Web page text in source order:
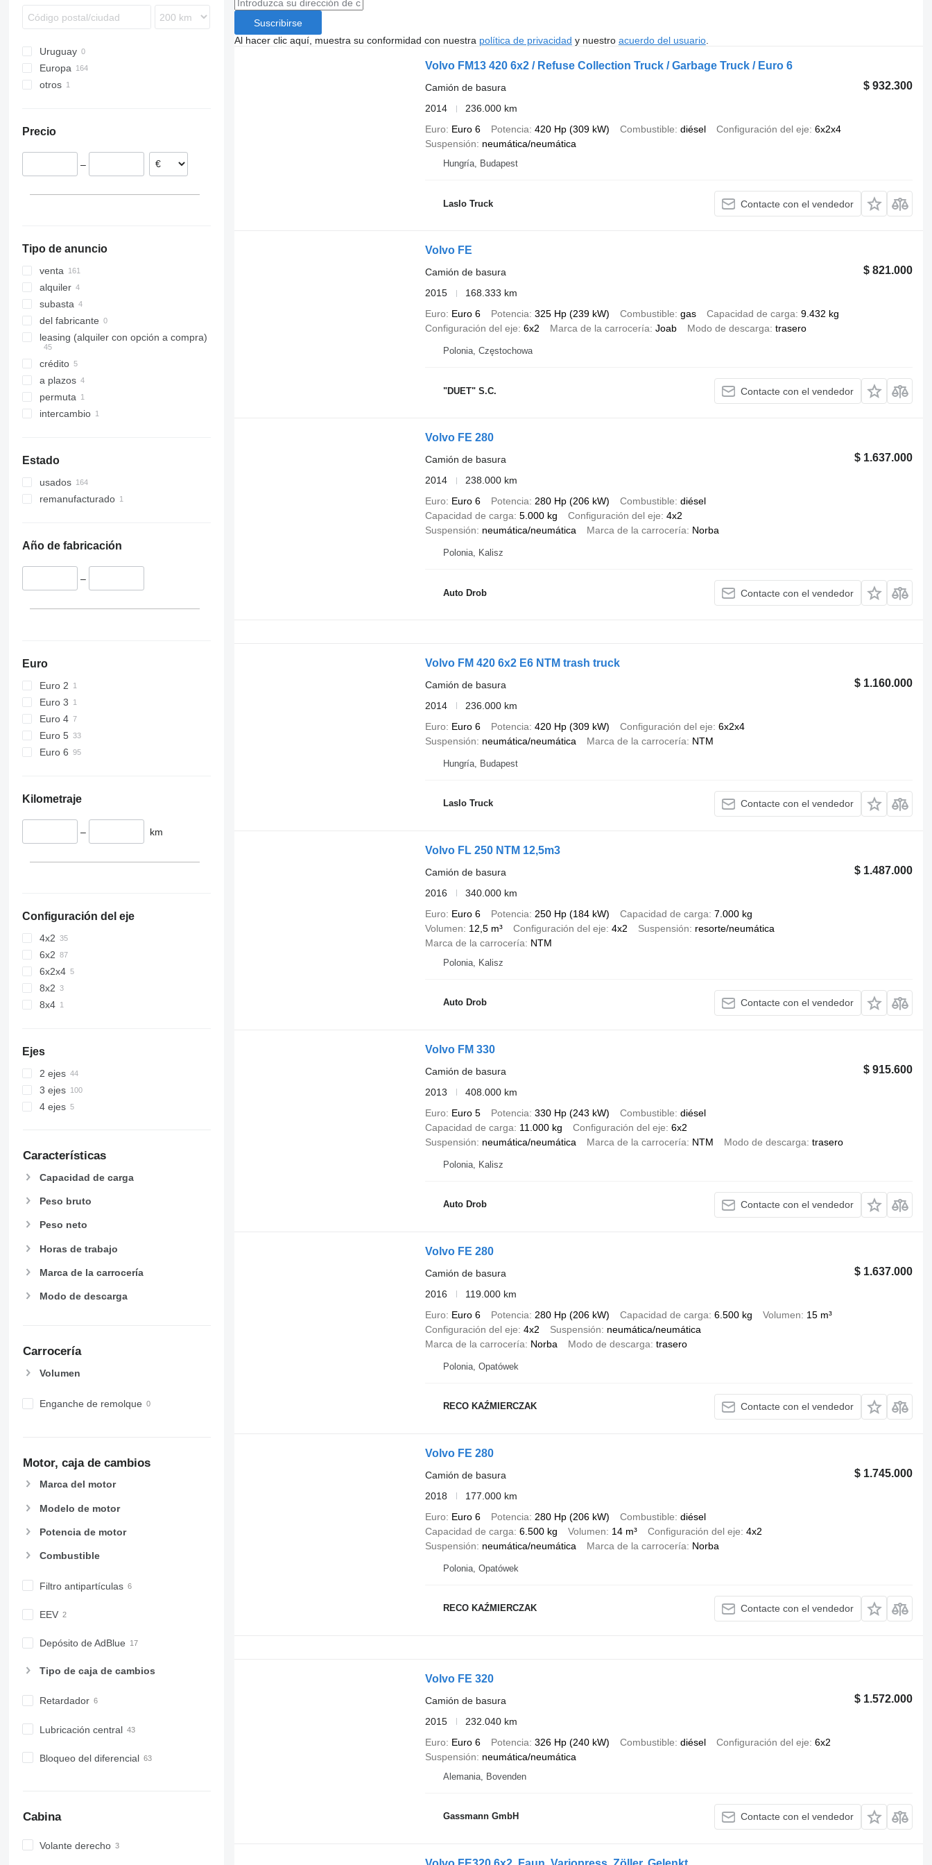
FM 410
FM 420
FM 450
FM 460
Uruguay
Europa
Reino Unido
Chequia
otros
Precio
–
Tipo de anuncio
venta
alquiler
subasta
del fabricante
leasing (alquiler con opción a compra)
crédito
a plazos
permuta
intercambio
Estado
usados
remanufacturado
Año de fabricación
–
Euro
Euro 2
Euro 3
Euro 4
Euro 5
Euro 6
Kilometraje
– km
Configuración del eje
4x2
6x2
6x2x4
8x2
8x4
Ejes
2 ejes
3 ejes
4 ejes
Características
Capacidad de carga
Peso bruto
Peso neto
Horas de trabajo
Marca de la carrocería
Modo de descarga
Carrocería
Volumen
Enganche de remolque
Motor, caja de cambios
Marca del motor
Modelo de motor
Potencia de motor
Combustible
Filtro antipartículas
EEV
Depósito de AdBlue
Tipo de caja de cambios
Retardador
Lubricación central
Bloqueo del diferencial
Cabina
Volante derecho
Suscribirse
Al hacer clic aquí, muestra su conformidad con nuestra política de privacidad y nuestro acuerdo del usuario.
Volvo FM13 420 6x2 / Refuse Collection Truck / Garbage Truck / Euro 6
$ 932.300
Camión de basura
2014
236.000 km
Euro
Euro 6 Potencia 420 Hp (309 kW) Combustible diésel Configuración del eje 6x2x4
Suspensión
neumática/neumática
Hungría, Budapest
Laslo Truck Contacte con el vendedor
Volvo FE
$ 821.000
Camión de basura
2015
168.333 km
Euro
Euro 6 Potencia 325 Hp (239 kW) Combustible gas Capacidad de carga 9.432 kg
Configuración del eje 6x2 Marca de la carrocería Joab Modo de descarga trasero
Polonia, Częstochowa
"DUET" S.C. Contacte con el vendedor
Volvo FE 280
$ 1.637.000
Camión de basura
2014
238.000 km
Euro
Euro 6 Potencia 280 Hp (206 kW) Combustible diésel
Capacidad de carga 5.000 kg Configuración del eje 4x2
Suspensión
neumática/neumática Marca de la carrocería Norba
Polonia, Kalisz
Auto Drob Contacte con el vendedor
Volvo FM 420 6x2 E6 NTM trash truck
$ 1.160.000
Camión de basura
2014
236.000 km
Euro
Euro 6 Potencia 420 Hp (309 kW) Configuración del eje 6x2x4
Suspensión
neumática/neumática Marca de la carrocería NTM
Hungría, Budapest
Laslo Truck Contacte con el vendedor
Volvo FL 250 NTM 12,5m3
$ 1.487.000
Camión de basura
2016
340.000 km
Euro
Euro 6 Potencia 250 Hp (184 kW) Capacidad de carga 7.000 kg
Volumen
12,5 m³ Configuración del eje 4x2 Suspensión
resorte/neumática
Marca de la carrocería
NTM
Polonia, Kalisz
Auto Drob Contacte con el vendedor
Volvo FM 330
$ 915.600
Camión de basura
2013
408.000 km
Euro
Euro 5 Potencia 330 Hp (243 kW) Combustible diésel
Capacidad de carga
11.000 kg Configuración del eje 6x2
Suspensión
neumática/neumática Marca de la carrocería NTM Modo de descarga trasero
Polonia, Kalisz
Auto Drob Contacte con el vendedor
Volvo FE 280
$ 1.637.000
Camión de basura
2016
119.000 km
Euro
Euro 6 Potencia 280 Hp (206 kW) Capacidad de carga 6.500 kg Volumen
15 m³
Configuración del eje 4x2 Suspensión
neumática/neumática
Marca de la carrocería
Norba Modo de descarga trasero
Polonia, Opatówek
RECO KAŹMIERCZAK Contacte con el vendedor
Volvo FE 280
$ 1.745.000
Camión de basura
2018
177.000 km
Euro
Euro 6 Potencia 280 Hp (206 kW) Combustible diésel
Capacidad de carga 6.500 kg Volumen 14 m³ Configuración del eje 4x2
Suspensión
neumática/neumática Marca de la carrocería Norba
Polonia, Opatówek
RECO KAŹMIERCZAK Contacte con el vendedor
Volvo FE 320
$ 1.572.000
Camión de basura
2015
232.040 km
Euro
Euro 6 Potencia 326 Hp (240 kW) Combustible diésel Configuración del eje 6x2
Suspensión
neumática/neumática
Alemania, Bovenden
Gassmann GmbH Contacte con el vendedor